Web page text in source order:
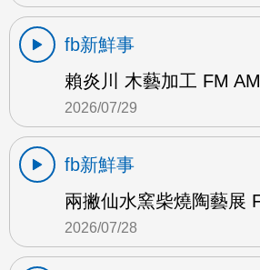
fb新鮮事
賴炎川 木藝加工 FM AM
2026/07/29
fb新鮮事
兩撇仙水窯柴燒陶藝展
2026/07/28